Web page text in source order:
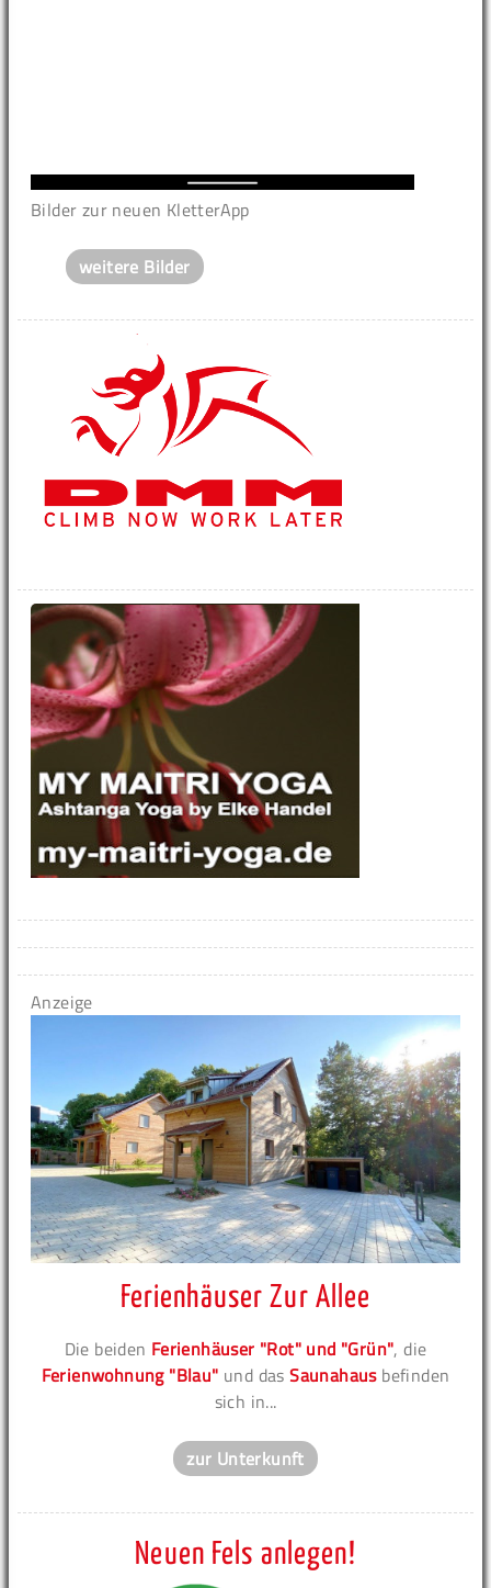
Bilder zur neuen KletterApp
weitere Bilder
Anzeige
Ferienhäuser Zur Allee
Die beiden Ferienhäuser "Rot" und "Grün", die
Ferienwohnung "Blau" und dasSaunahausbefinden
sich in...
zur Unterkunft
Neuen Fels anlegen!